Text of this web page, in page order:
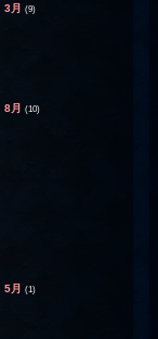
3月 (9)
8月 (10)
5月 (1)